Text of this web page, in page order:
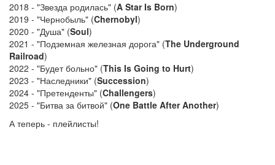
2018 - "Звезда родилась" (A Star Is Born)
2019 - "Чернобыль" (Chernobyl)
2020 - "Душа" (Soul)
2021 - "Подземная железная дорога" (The Underground
Railroad)
2022 - "Будет больно" (This Is Going to Hurt)
2023 - "Наследники" (Succession)
2024 - "Претенденты" (Challengers)
2025 - "Битва за битвой" (One Battle After Another)
А теперь - плейлисты!